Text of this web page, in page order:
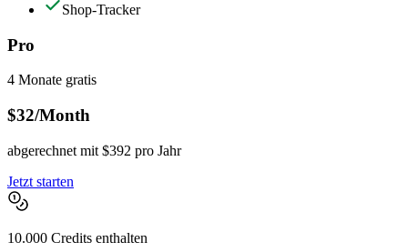
Shop-Tracker
Pro
4 Monate gratis
$32/Month
abgerechnet mit $392 pro Jahr
Jetzt starten
10.000 Credits enthalten